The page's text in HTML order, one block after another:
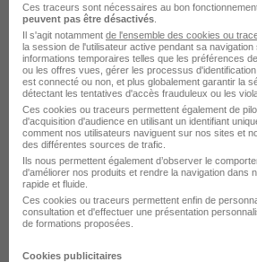
Juriste Distribution &
Junior H/F
Groupe SEB
Écully - 69 CDI 55 000 € / an
Ces traceurs sont nécessaires au bon
peuvent pas être désactivés
Il s'agit notamment de l'ensemble des cookies ou
la session de l'utilisateur active pendant sa
informations temporaires telles que les préférences
ou les offres vues, gérer les processus
est connecté ou non, et plus globalement garantir la
détectant les tentatives d'accès frauduleux ou les
Ces cookies ou traceurs permettent également de
d'acquisition d'audience en utilisant un identifiant
comment nos utilisateurs naviguent sur nos sites et
des différentes sources de trafic.
Ils nous permettent également d’observer le
d'améliorer nos produits et rendre la navigation dans
rapide et fluide.
Ces cookies ou traceurs permettent enfin de
consultation et d'effectuer une présentation
de formations proposées.
Cookies publicitaires